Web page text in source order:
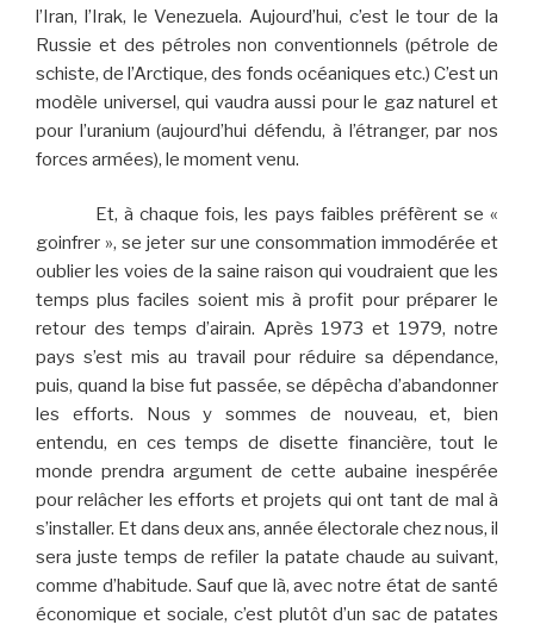
l’Iran, l’Irak, le Venezuela. Aujourd’hui, c’est le tour de la
Russie et des pétroles non conventionnels (pétrole de
schiste, de l’Arctique, des fonds océaniques etc.) C’est un
modèle universel, qui vaudra aussi pour le gaz naturel et
pour l’uranium (aujourd’hui défendu, à l’étranger, par nos
forces armées), le moment venu.
Et, à chaque fois, les pays faibles préfèrent se «
goinfrer », se jeter sur une consommation immodérée et
oublier les voies de la saine raison qui voudraient que les
temps plus faciles soient mis à profit pour préparer le
retour des temps d’airain. Après 1973 et 1979, notre
pays s’est mis au travail pour réduire sa dépendance,
puis, quand la bise fut passée, se dépêcha d’abandonner
les efforts. Nous y sommes de nouveau, et, bien
entendu, en ces temps de disette financière, tout le
monde prendra argument de cette aubaine inespérée
pour relâcher les efforts et projets qui ont tant de mal à
s’installer. Et dans deux ans, année électorale chez nous, il
sera juste temps de refiler la patate chaude au suivant,
comme d’habitude. Sauf que là, avec notre état de santé
économique et sociale, c’est plutôt d’un sac de patates